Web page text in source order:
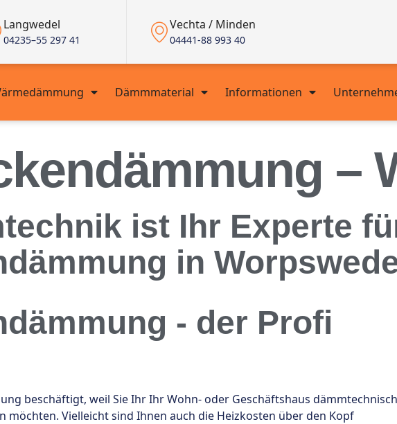
Langwedel
04235–55 297 41
Vechta / Minden
04441-88 993 40
Dämmmaterial Informationen
–
ist Ihr Experte
in
- der Profi
beschäftigt, weil Sie Ihr Ihr Wohn- oder Geschäftshaus dämmtechnisch
möchten. Vielleicht sind Ihnen auch die Heizkosten über den Kopf